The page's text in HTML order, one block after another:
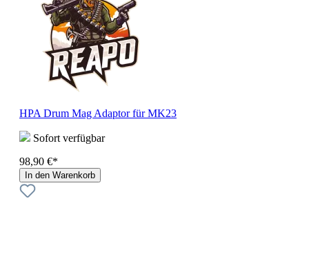
HPA Drum Mag Adaptor für MK23
Sofort verfügbar
98,90 €*
In den Warenkorb